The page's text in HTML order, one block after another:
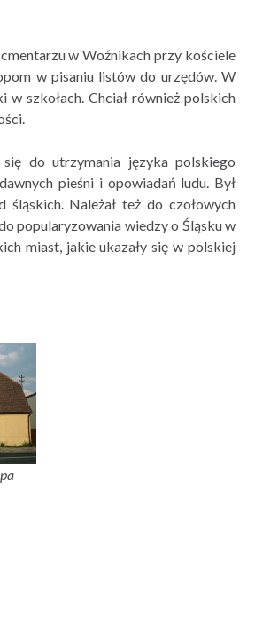
w Woźnikach przy kościele
w pisaniu listów do urzędów. W
szkołach. Chciał również polskich
do utrzymania języka polskiego
pieśni i opowiadań ludu. Był
Należał też do czołowych
popularyzowania wiedzy o Śląsku w
miast, jakie ukazały się w polskiej